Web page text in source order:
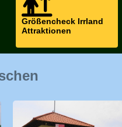
Größencheck Irrland
Attraktionen